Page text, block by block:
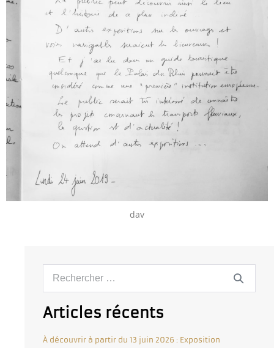
dav
Articles récents
À découvrir à partir du 13 juin 2026 : Exposition